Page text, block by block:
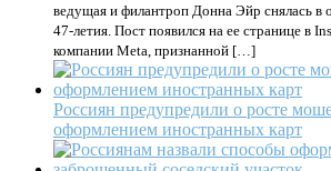
ведущая и филантроп Донна Эйр снялась в
47-летия. Пост появился на ее странице в
компании Meta, признанной […]
Россиян предупредили о росте
оформлением иностранных карт